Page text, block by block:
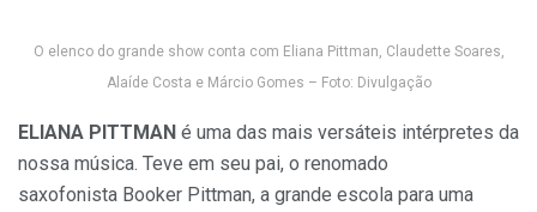
O elenco do grande show conta com Eliana Pittman, Claudette Soares,
Alaíde Costa e Márcio Gomes – Foto: Divulgação
ELIANA PITTMAN é uma das mais versáteis intérpretes da
nossa música. Teve em seu pai, o renomado
saxofonista Booker Pittman, a grande escola para uma